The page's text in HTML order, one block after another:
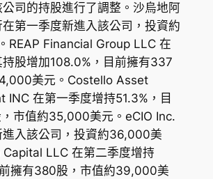
司的持股進行了調整。沙烏地阿
第一季度新進入該公司，投資約
REAP Financial Group LLC 在
持股增加108.0%，目前擁有337
美元。Costello Asset
INC 在第一季度增持51.3%，目
市值約35,000美元。eCIO Inc.
進入該公司，投資約36,000美
LLC 在第二季度增持
擁有380股，市值約39,000美